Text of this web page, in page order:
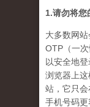
1.请勿将您
大多数网
OTP（一
以安全地
浏览器上
站，它只
手机号码更